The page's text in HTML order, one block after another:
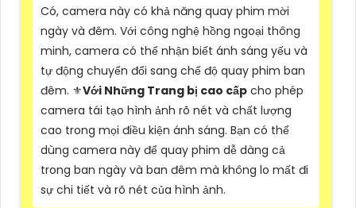
Có, camera này có khả năng quay phim mời
ngày và đêm. Với công nghệ hồng ngoại thông
minh, camera có thể nhận biết ánh sáng yếu và
tự động chuyển đổi sang chế độ quay phim ban
đêm. ⚜️Với Những Trang bị cao cấp cho phép
camera tái tạo hình ảnh rõ nét và chất lượng
cao trong mọi điều kiện ánh sáng. Bạn có thể
dùng camera này để quay phim dễ dàng cả
trong ban ngày và ban đêm mà không lo mất đi
sự chi tiết và rõ nét của hình ảnh.